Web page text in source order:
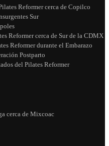
Reformer cerca de Copilco
Sur
Reformer cerca de Sur de la CDMX
Reformer durante el Embarazo
Postparto
del Pilates Reformer
cerca de Mixcoac